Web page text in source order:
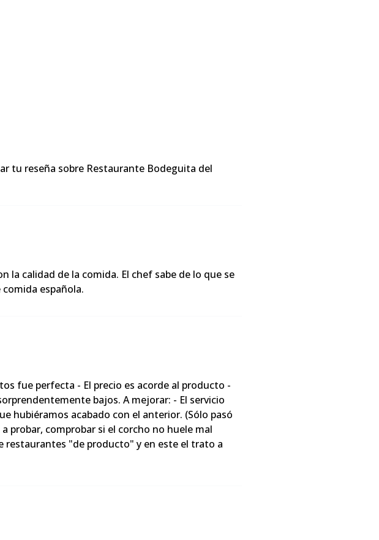
tu reseña sobre Restaurante Bodeguita del
la calidad de la comida. El chef sabe de lo que se
española.
fue perfecta - El precio es acorde al producto -
bajos. A mejorar: - El servicio
hubiéramos acabado con el anterior. (Sólo pasó
probar, comprobar si el corcho no huele mal
restaurantes "de producto" y en este el trato a